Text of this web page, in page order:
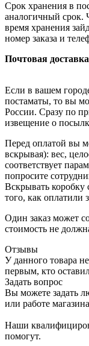
Срок хранения в
аналогичный срок.
время хранения
номер заказа и
Почтовая доставка
Если в вашем
постаматы, то вы
России. Сразу по
извещение о
Перед оплатой вы
вскрывая): вес,
соответствует
попросите
Вскрывать коробку
того, как оплатили
Один заказ может
стоимость не
Отзывы
У данного товара
первым, кто
Задать вопрос
Вы можете задать
или работе
Наши
помогут.